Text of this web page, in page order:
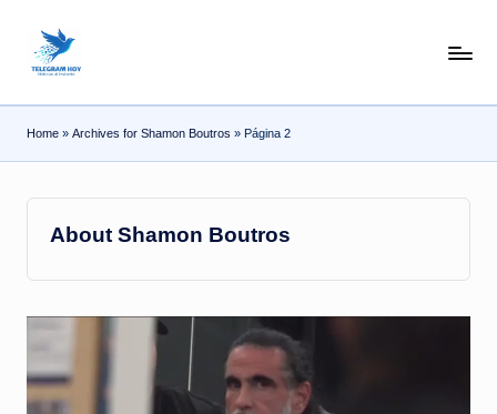
N
o
T
l
e
N
Home » Archives for Shamon Boutros » Página 2
About Shamon Boutros